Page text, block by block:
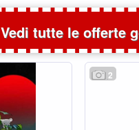
Vedi tutte le offerte
2